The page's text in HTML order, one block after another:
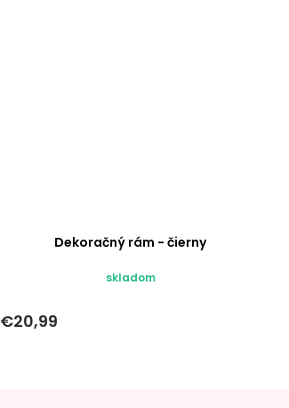
Dekoračný rám - čierny
skladom
€20,99